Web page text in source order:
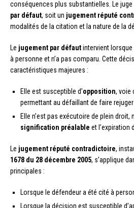
conséquences plus substantielles. Le
par défaut, soit un jugement réputé
modalités de la citation et la nature de la
Le jugement par défautintervient lorsque
à personne et n’a pas comparu. Cette
caractéristiques majeures :
Elle est susceptible d’opposition, voie
permettant au défaillant de faire rejuger
Elle n’est pas exécutoire de plein droit,
signification préalable et l’expiration
Le jugement réputé contradictoire,
1678 du 28 décembre 2005, s’applique
principales :
Lorsque le défendeur a été cité à
Lorsque la décision est susceptible